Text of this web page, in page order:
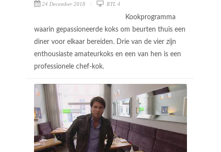
24 December 2018 RTL 4
Kookprogramma
waarin gepassioneerde koks om beurten thuis een
diner voor elkaar bereiden. Drie van de vier zijn
enthousiaste amateurkoks en een van hen is een
professionele chef-kok.